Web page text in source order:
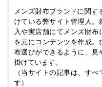
メンズ財布ブランドに関
けている弊サイト管理人
入や実店舗にてメンズ財
を元にコンテンツを作成
布選びができるように、見
掛けています。
（当サイトの記事は、す
す）